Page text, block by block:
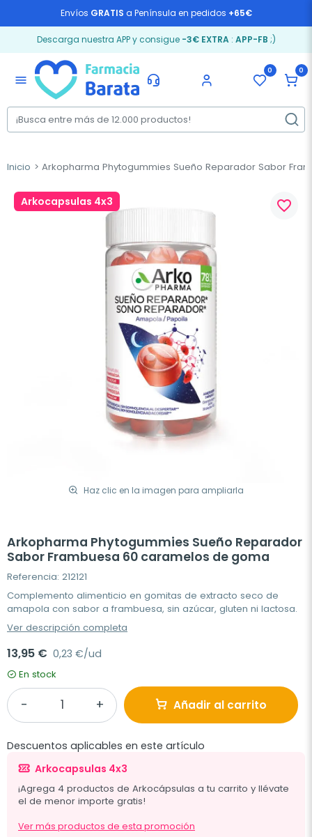
Envíos GRATIS a Península en pedidos +65€
Descarga nuestra APP y consigue -3€ EXTRA: APP-FB ;)
menu
0 0
Inicio Arkopharma Phytogummies Sueño Reparador Sabor
Arkocapsulas 4x3
Haz clic en la imagen para ampliarla
favorite_border
Arkopharma Phytogummies Sueño Reparador
Sabor Frambuesa 60 caramelos de goma
Referencia: 212121
Complemento alimenticio en gomitas de extracto seco de
amapola con sabor a frambuesa, sin azúcar, gluten ni lactosa.
Ver descripción completa
13,95 € 0,23 €/ud
En stock
Añadir al carrito
Descuentos aplicables en este artículo
Arkocapsulas 4x3
¡Agrega 4 productos de Arkocápsulas a tu carrito y llévate
el de menor importe gratis!
Ver más productos de esta promoción